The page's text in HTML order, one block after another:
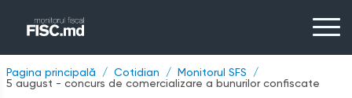
Pagina principală Cotidian
Monitorul SFS
5 august - concurs de comercializare a bunurilor confiscate